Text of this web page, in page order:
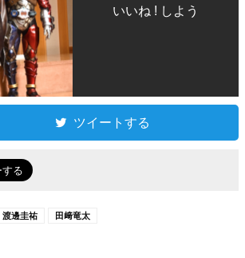
いいね ! しよう
ツイートする
渡邊圭祐 田﨑竜太